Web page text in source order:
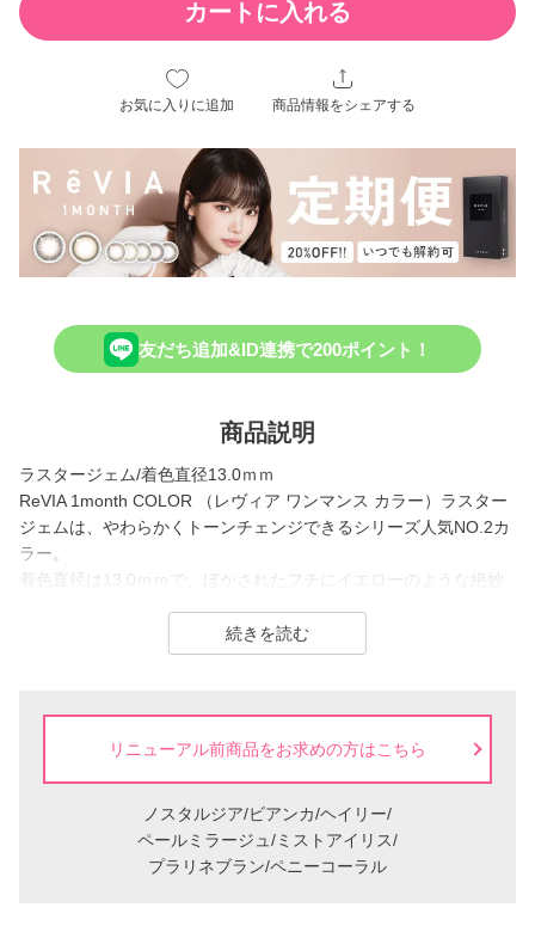
カートに入れる
お気に入りに追加 商品情報をシェアする
友だち追加&ID連携で200ポイント！
商品説明
ラスタージェム/着色直径13.0ｍｍ
ReVIA 1month COLOR （レヴィア ワンマンス カラー）ラスター
ジェムは、やわらかくトーンチェンジできるシリーズ人気NO.2カ
ラー。
着色直径は13.0ｍｍで、ぼかされたフチにイエローのような絶妙
透明感のある、色素薄い瞳になれるカラコンです。
ること」をコンセプトにしたコンタクトレンズブランド。
1day（ワンデー）／1month（ワンマンス）／CLEAR（クリア）
／Blue Light Barrier（ブルーライトバリア）／TORIC（トーリッ
ク） といった幅広いシリーズを展開しており、その中でもカラー
コンタクトレンズには、“大人美的サイズ”の、大きすぎず小さすぎ
ない絶妙なレンズサイズを採用することで ナチュラルでありなが
リニューアル前商品をお求めの方はこちら
ノスタルジア/ビアンカ/ヘイリー/
ペールミラージュ/ミストアイリス/
プラリネブラン/ペニーコーラル